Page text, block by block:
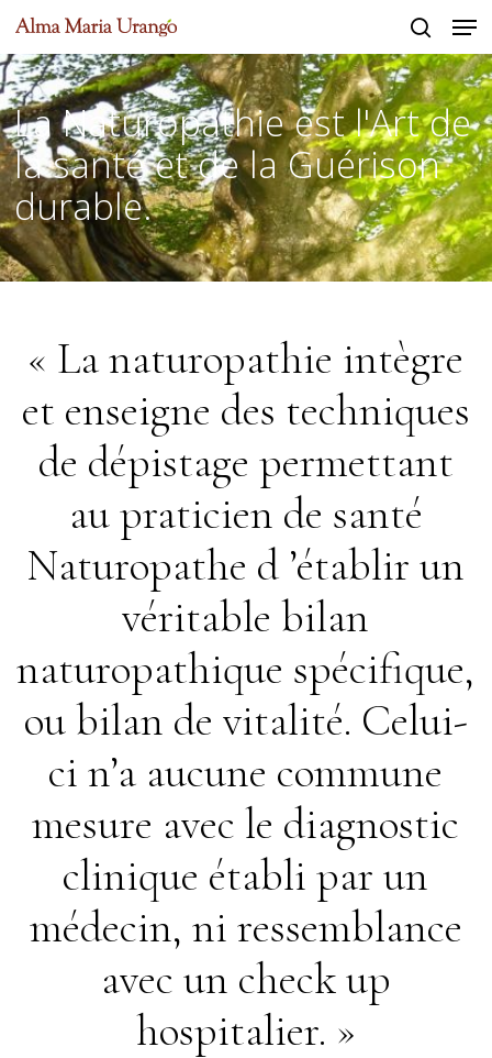
Skip
main
content
search
La Naturopathie est l'Art de
la santé et de la Guérison
durable.
« La naturopathie intègre
et enseigne des techniques
de dépistage permettant
au praticien de santé
Naturopathe d ’établir un
véritable bilan
naturopathique spécifique,
ou bilan de vitalité. Celui-
ci n’a aucune commune
mesure avec le diagnostic
clinique établi par un
médecin, ni ressemblance
avec un check up
hospitalier. »
Close
Menu